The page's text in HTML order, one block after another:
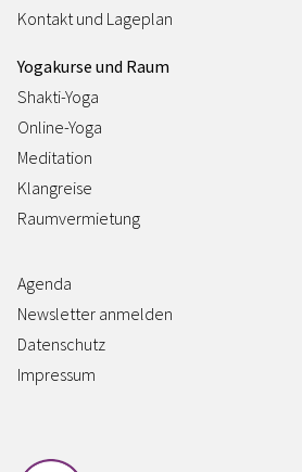
Kontakt und Lageplan
Yogakurse und Raum
Shakti-Yoga
Online-Yoga
Meditation
Klangreise
Raumvermietung
Agenda
Newsletter anmelden
Datenschutz
Impressum